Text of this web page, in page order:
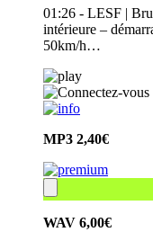
01:26 - LESF |
intérieure –
50km/h…
MP3 2,40€
WAV 6,00€